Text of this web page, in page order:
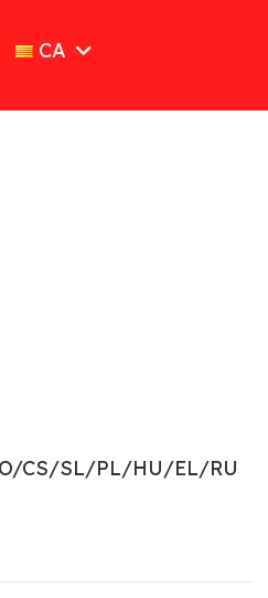
CA
CS/SL/PL/HU/EL/RU